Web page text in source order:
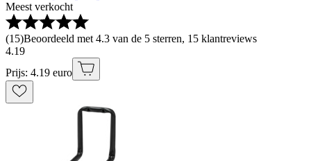
Meest verkocht
(15)Beoordeeld met 4.3 van de 5 sterren, 15 klantreviews
4.19
Prijs: 4.19 euro